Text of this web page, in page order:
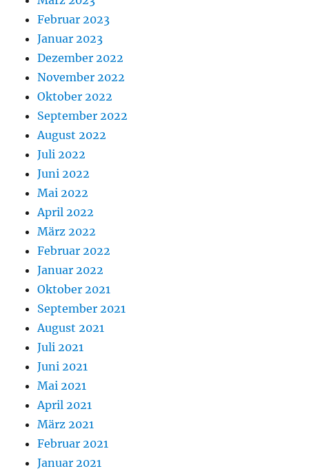
Februar 2023
Januar 2023
Dezember 2022
November 2022
Oktober 2022
September 2022
August 2022
Juli 2022
Juni 2022
Mai 2022
April 2022
März 2022
Februar 2022
Januar 2022
Oktober 2021
September 2021
August 2021
Juli 2021
Juni 2021
Mai 2021
April 2021
März 2021
Februar 2021
Januar 2021